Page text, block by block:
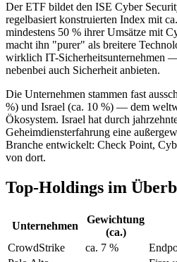
Der ETF bildet den ISE Cyber
regelbasiert konstruierten Index mit
mindestens 50 % ihrer Umsätze mit
macht ihn "purer" als breitere
wirklich IT-Sicherheitsunternehmen
nebenbei auch Sicherheit anbieten.
Die Unternehmen stammen fast
%) und Israel (ca. 10 %) — dem
Ökosystem. Israel hat durch
Geheimdiensterfahrung eine
Branche entwickelt: Check Point,
von dort.
Top-Holdings im
Unternehmen
Gewichtung
(ca.)
CrowdStrike
ca. 7 %